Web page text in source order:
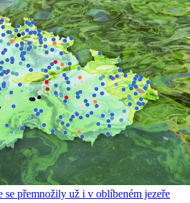
se přemnožily už i v oblíbeném jezeře